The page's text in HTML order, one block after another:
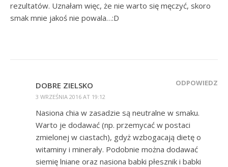
rezultatów. Uznałam więc, że nie warto się męczyć, skoro
smak mnie jakoś nie powala…:D
DOBRE ZIELSKO
3 WRZEŚNIA 2016 AT 19:12
ODPOWIEDZ
Nasiona chia w zasadzie są neutralne w smaku.
Warto je dodawać (np. przemycać w postaci
zmielonej w ciastach), gdyż wzbogacają dietę o
witaminy i minerały. Podobnie można dodawać
siemię lniane oraz nasiona babki płesznik i babki